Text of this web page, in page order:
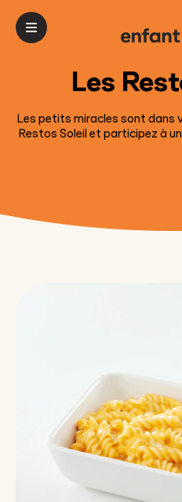
Les
Les petits miracles sont dans
Restos Soleil et participez à